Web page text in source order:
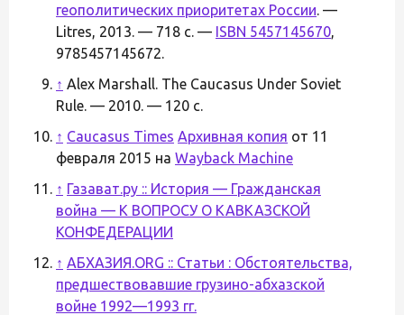
геополитических приоритетах России. —
Litres, 2013. — 718 с. — ISBN 5457145670,
9785457145672.
↑ Alex Marshall. The Caucasus Under Soviet
Rule. — 2010. — 120 с.
↑ Caucasus Times Архивная копия от 11
февраля 2015 на Wayback Machine
↑ Газават.ру :: История — Гражданская
война — К ВОПРОСУ О КАВКАЗСКОЙ
КОНФЕДЕРАЦИИ
↑ АБХАЗИЯ.ORG :: Статьи : Обстоятельства,
предшествовавшие грузино-абхазской
войне 1992—1993 гг.